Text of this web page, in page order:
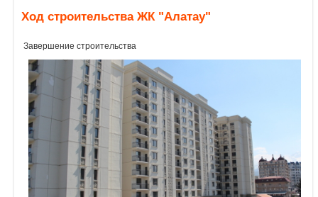
Новостройки
Новости
События
Агентства
Объявления
Кабинет
Ход строительства ЖК "Алатау"
Завершение строительства